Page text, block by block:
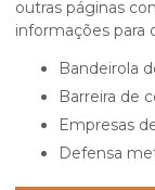
outras páginas
informações para
bandeirola
barreira de
empresas
defensa